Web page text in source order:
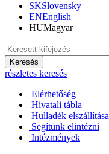
SKSlovensky
ENEnglish
HUMagyar
Keresés
részletes keresés
Elérhetőség
Hivatali tábla
Hulladék elszállítása
Segítünk elintézni
Intézmények